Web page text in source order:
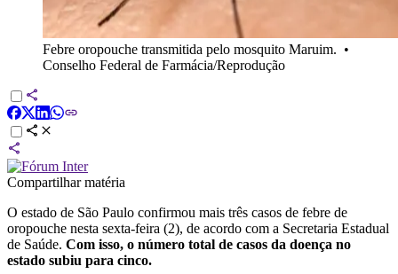
Febre oropouche transmitida pelo mosquito Maruim. •
Conselho Federal de Farmácia/Reprodução
Compartilhar matéria
O estado de São Paulo confirmou mais três casos de febre de
oropouche nesta sexta-feira (2), de acordo com a Secretaria Estadual
de Saúde. Com isso, o número total de casos da doença no
estado subiu para cinco.